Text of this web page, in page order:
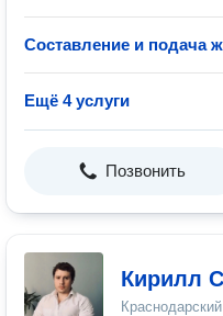
Составление и подача
Ещё 4 услуги
Позвонить
Кирилл